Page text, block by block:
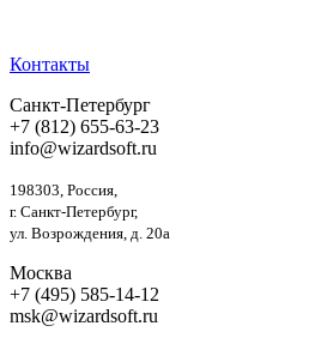
Контакты
Санкт-Петербург
+7 (812) 655-63-23
info@wizardsoft.ru
198303, Россия,
г. Санкт-Петербург,
ул. Возрождения, д. 20а
Москва
+7 (495) 585-14-12
msk@wizardsoft.ru